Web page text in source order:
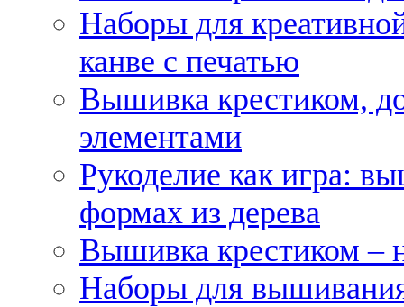
Наборы для
канве с печатью
Вышивка крестиком,
элементами
Рукоделие как игра:
формах из дерева
Вышивка крестиком –
Наборы для